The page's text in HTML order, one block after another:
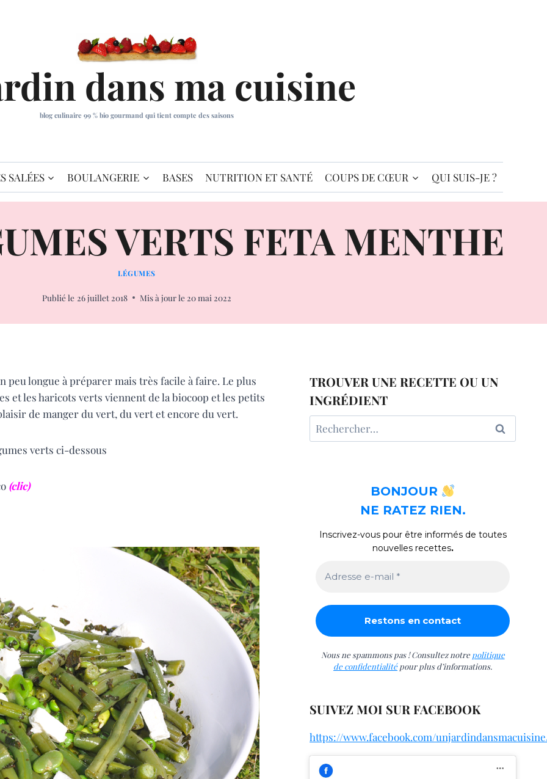
dans ma cuisine
blog culinaire 99 % bio gourmand qui tient compte des saisons
SALÉES BOULANGERIE BASES NUTRITION ET SANTÉ COUPS DE CŒUR QUI SUIS-JE ?
VERTS FETA MENTHE
LÉGUMES
Publié le 26 juillet 2018 Mis à jour le 20 mai 2022
peu longue à préparer mais très facile à faire. Le plus
et les haricots verts viennent de la biocoop et les petits
de manger du vert, du vert et encore du vert.
verts ci-dessous
(clic)
TROUVER UNE RECETTE OU UN
INGRÉDIENT
Rechercher :
BONJOUR
NE RATEZ RIEN.
Inscrivez-vous pour être informés de toutes
nouvelles recettes.
Nous ne spammons pas ! Consultez notre politique
de confidentialitépour plus d’informations.
SUIVEZ MOI SUR FACEBOOK
https://www.facebook.com/